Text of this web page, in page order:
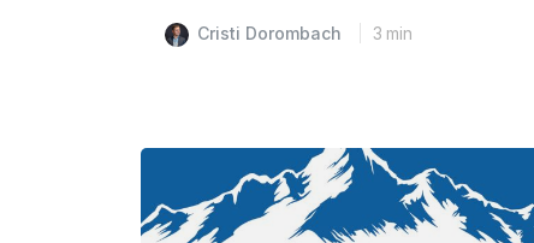
Cristi Dorombach 3 min